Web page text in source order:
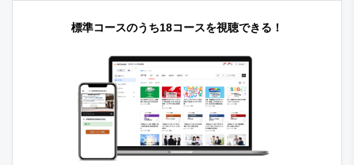
標準コースのうち18コースを視聴できる！